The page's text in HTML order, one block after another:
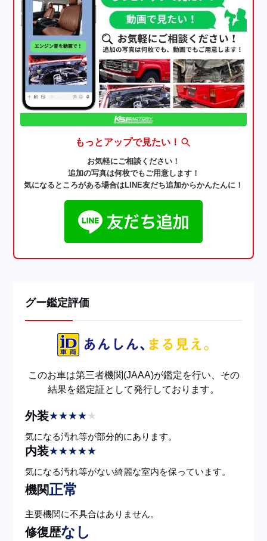
もっとアップで見たい！
お気軽にご相談ください！
追加の写真は何枚でもご用意します！
気になるところがある場合はLINE友だち追加からかんたんに！
グー鑑定評価
このお車は第三者機関(JAAA)が鑑定を行い、その
結果を鑑定証として発行しております。
外装★★★★★
気になる汚れ等が部分的にあります。
内装★★★★★
気になる汚れ等がない綺麗な室内を保っています。
機関正常
主要機関に不具合はありません。
修復歴なし